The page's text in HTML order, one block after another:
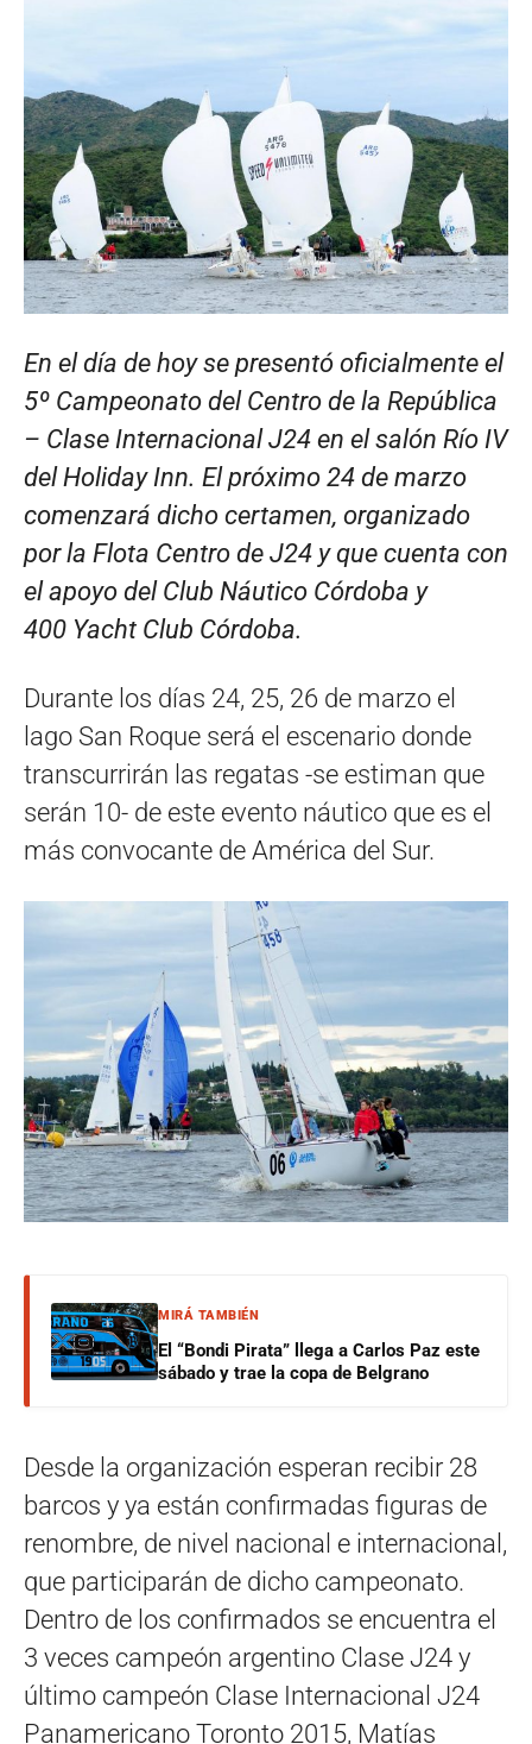
En el día de hoy se presentó oficialmente el
5º Campeonato del Centro de la República
– Clase Internacional J24 en el salón Río IV
del Holiday Inn. El próximo 24 de marzo
comenzará dicho certamen, organizado
por la Flota Centro de J24 y que cuenta con
el apoyo del Club Náutico Córdoba y
400 Yacht Club Córdoba.
Durante los días 24, 25, 26 de marzo el
lago San Roque será el escenario donde
transcurrirán las regatas -se estiman que
serán 10- de este evento náutico que es el
más convocante de América del Sur.
MIRÁ TAMBIÉN
El “Bondi Pirata” llega a Carlos Paz este
sábado y trae la copa de Belgrano
Desde la organización esperan recibir 28
barcos y ya están confirmadas figuras de
renombre, de nivel nacional e internacional,
que participarán de dicho campeonato.
Dentro de los confirmados se encuentra el
3 veces campeón argentino Clase J24 y
último campeón Clase Internacional J24
Panamericano Toronto 2015, Matías